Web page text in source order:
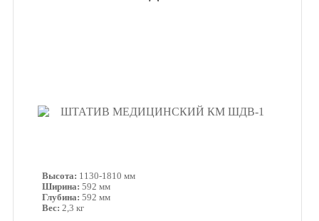
Высота: 1130-1810 мм
Ширина: 592 мм
Глубина: 592 мм
Вес: 2,3 кг